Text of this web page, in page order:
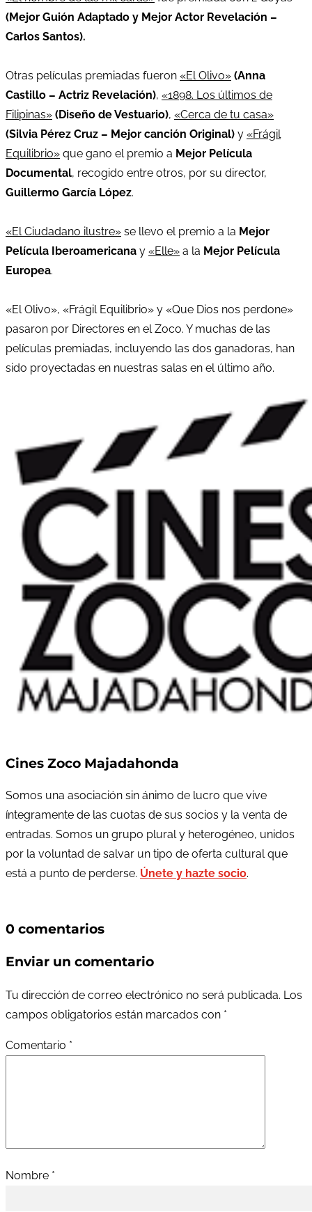
(Mejor Guión Adaptado y Mejor Actor Revelación –
Carlos Santos).
Otras películas premiadas fueron «El Olivo» (Anna
Castillo – Actriz Revelación), «1898. Los últimos de
Filipinas» (Diseño de Vestuario), «Cerca de tu casa»
(Silvia Pérez Cruz – Mejor canción Original) y «Frágil
Equilibrio» que gano el premio a Mejor Película
Documental, recogido entre otros, por su director,
Guillermo García López.
«El Ciudadano ilustre» se llevo el premio a la Mejor
Película Iberoamericana y «Elle» a la Mejor Película
Europea.
«El Olivo», «Frágil Equilibrio» y «Que Dios nos perdone»
pasaron por Directores en el Zoco. Y muchas de las
películas premiadas, incluyendo las dos ganadoras, han
sido proyectadas en nuestras salas en el último año.
Cines Zoco Majadahonda
Somos una asociación sin ánimo de lucro que vive
íntegramente de las cuotas de sus socios y la venta de
entradas. Somos un grupo plural y heterogéneo, unidos
por la voluntad de salvar un tipo de oferta cultural que
está a punto de perderse. Únete y hazte socio.
0 comentarios
Enviar un comentario
Tu dirección de correo electrónico no será publicada. Los
campos obligatorios están marcados con *
Comentario *
Nombre *